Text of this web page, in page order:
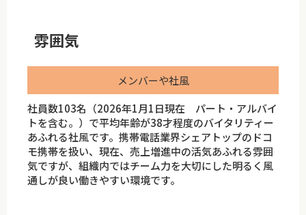
雰囲気
メンバーや社風
社員数103名（2026年1月1日現在 パート・アルバイ
トを含む。）で平均年齢が38才程度のバイタリティー
あふれる社風です。携帯電話業界シェアトップのドコ
モ携帯を扱い、現在、売上増進中の活気あふれる雰囲
気ですが、組織内ではチーム力を大切にした明るく風
通しが良い働きやすい環境です。